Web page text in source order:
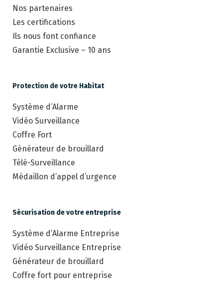
Nos partenaires
Les certifications
Ils nous font confiance
Garantie Exclusive – 10 ans
Protection de votre Habitat
Système d’Alarme
Vidéo Surveillance
Coffre Fort
Générateur de brouillard
Télé-Surveillance
Médaillon d’appel d’urgence
Sécurisation de votre entreprise
Système d’Alarme Entreprise
Vidéo Surveillance Entreprise
Générateur de brouillard
Coffre fort pour entreprise